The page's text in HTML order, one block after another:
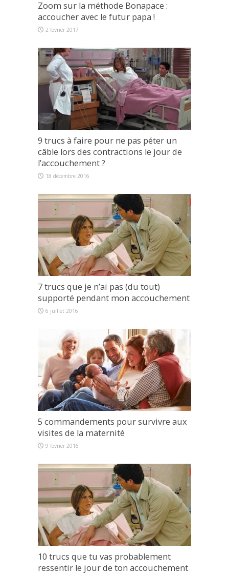
Zoom sur la méthode Bonapace :
accoucher avec le futur papa !
2 février 2017
9 trucs à faire pour ne pas péter un
câble lors des contractions le jour de
l’accouchement ?
18 décembre 2016
7 trucs que je n’ai pas (du tout)
supporté pendant mon accouchement
6 juillet 2016
5 commandements pour survivre aux
visites de la maternité
9 février 2016
10 trucs que tu vas probablement
ressentir le jour de ton accouchement